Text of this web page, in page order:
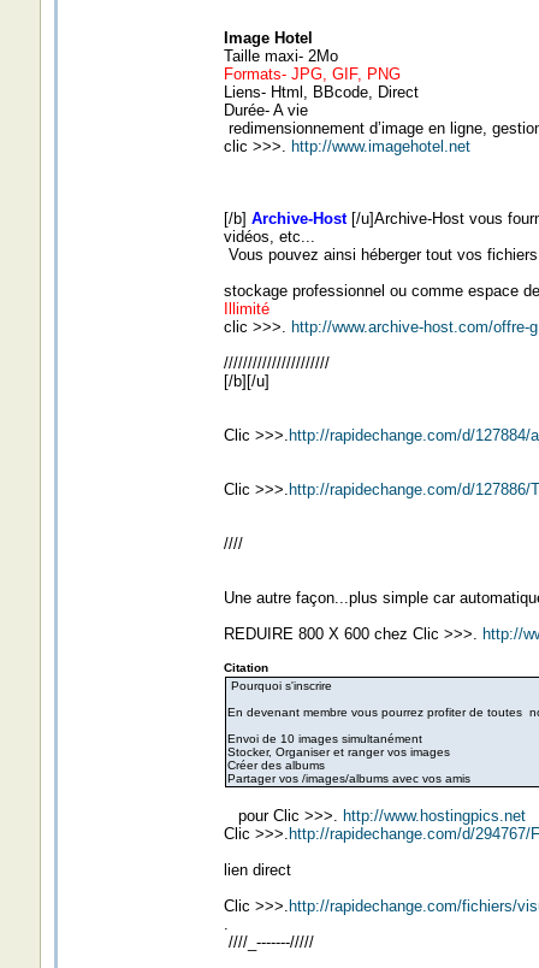
Image Hotel
Taille maxi- 2Mo
Formats- JPG, GIF, PNG
Liens- Html, BBcode, Direct
Durée- A vie
redimensionnement d’image en ligne,
clic >>>. http://www.imagehotel.net
[/b] Archive-Host[/u]Archive-Host vous
vidéos, etc...
Vous pouvez ainsi héberger tout vos
stockage professionnel ou comme espace
Illimité
clic >>>. http://www.archive-host.com/offre-
//////////////////////
[/b][/u]
Clic >>>. http://rapidechange.com/d/127884/
Clic >>>. http://rapidechange.com/d/127886/
////
Une autre façon...plus simple car
REDUIRE 800 X 600 chez Clic >>>. http://
Citation
Pourquoi s'inscrire
En devenant membre vous pourrez profiter de toutes
Envoi de 10 images simultanément
Stocker, Organiser et ranger vos images
Créer des albums
Partager vos /images/albums avec vos amis
pour Clic >>>. http://www.hostingpics.net
Clic >>>. http://rapidechange.com/d/
lien direct
Clic >>>. http://rapidechange.com/fichiers/
.
////_-------/////